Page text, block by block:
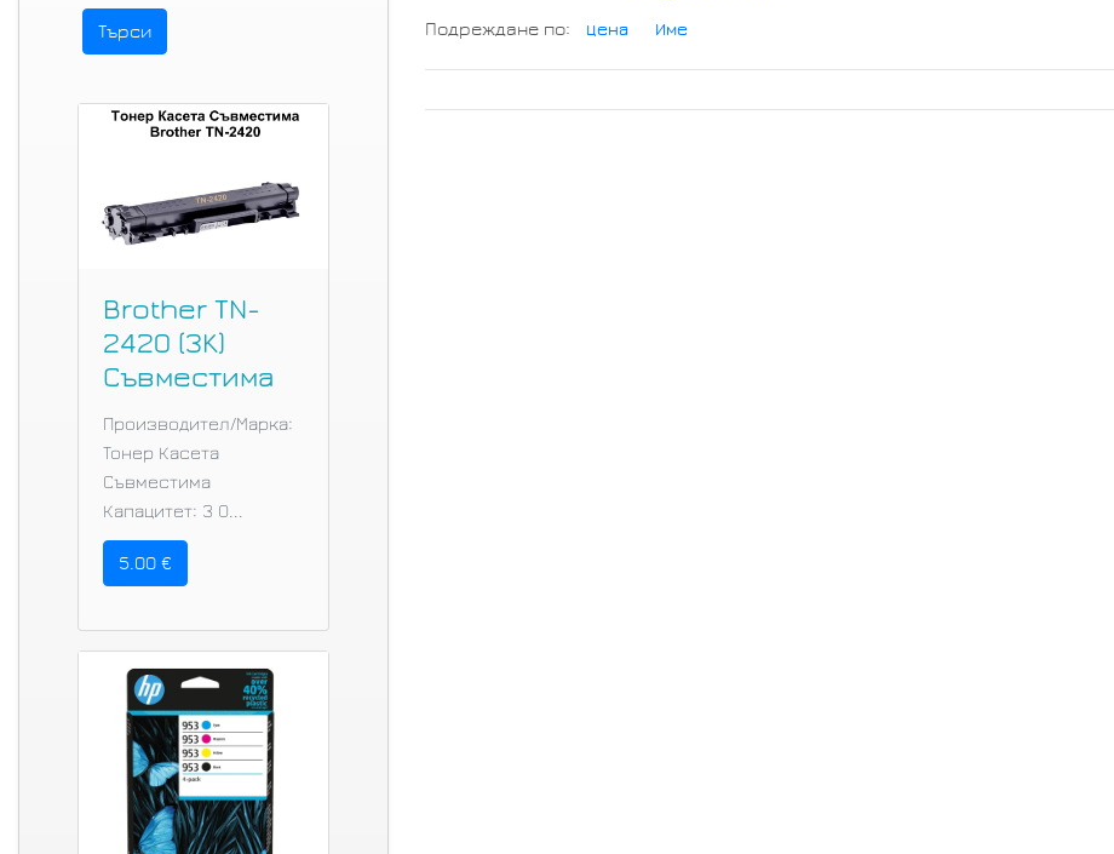
Brother TN-
2420 (3K)
Съвместима
Производител/Марка:
Тонер Касета
Съвместима
Капацитет: 3 0...
5.00 €
Подреждане по: Цена Име